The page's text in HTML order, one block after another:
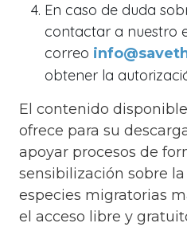
En caso de duda
contactar a nuestro
correo
obtener la
El contenido
ofrece para su
apoyar procesos de
sensibilización sobre
especies migratorias
el acceso libre y